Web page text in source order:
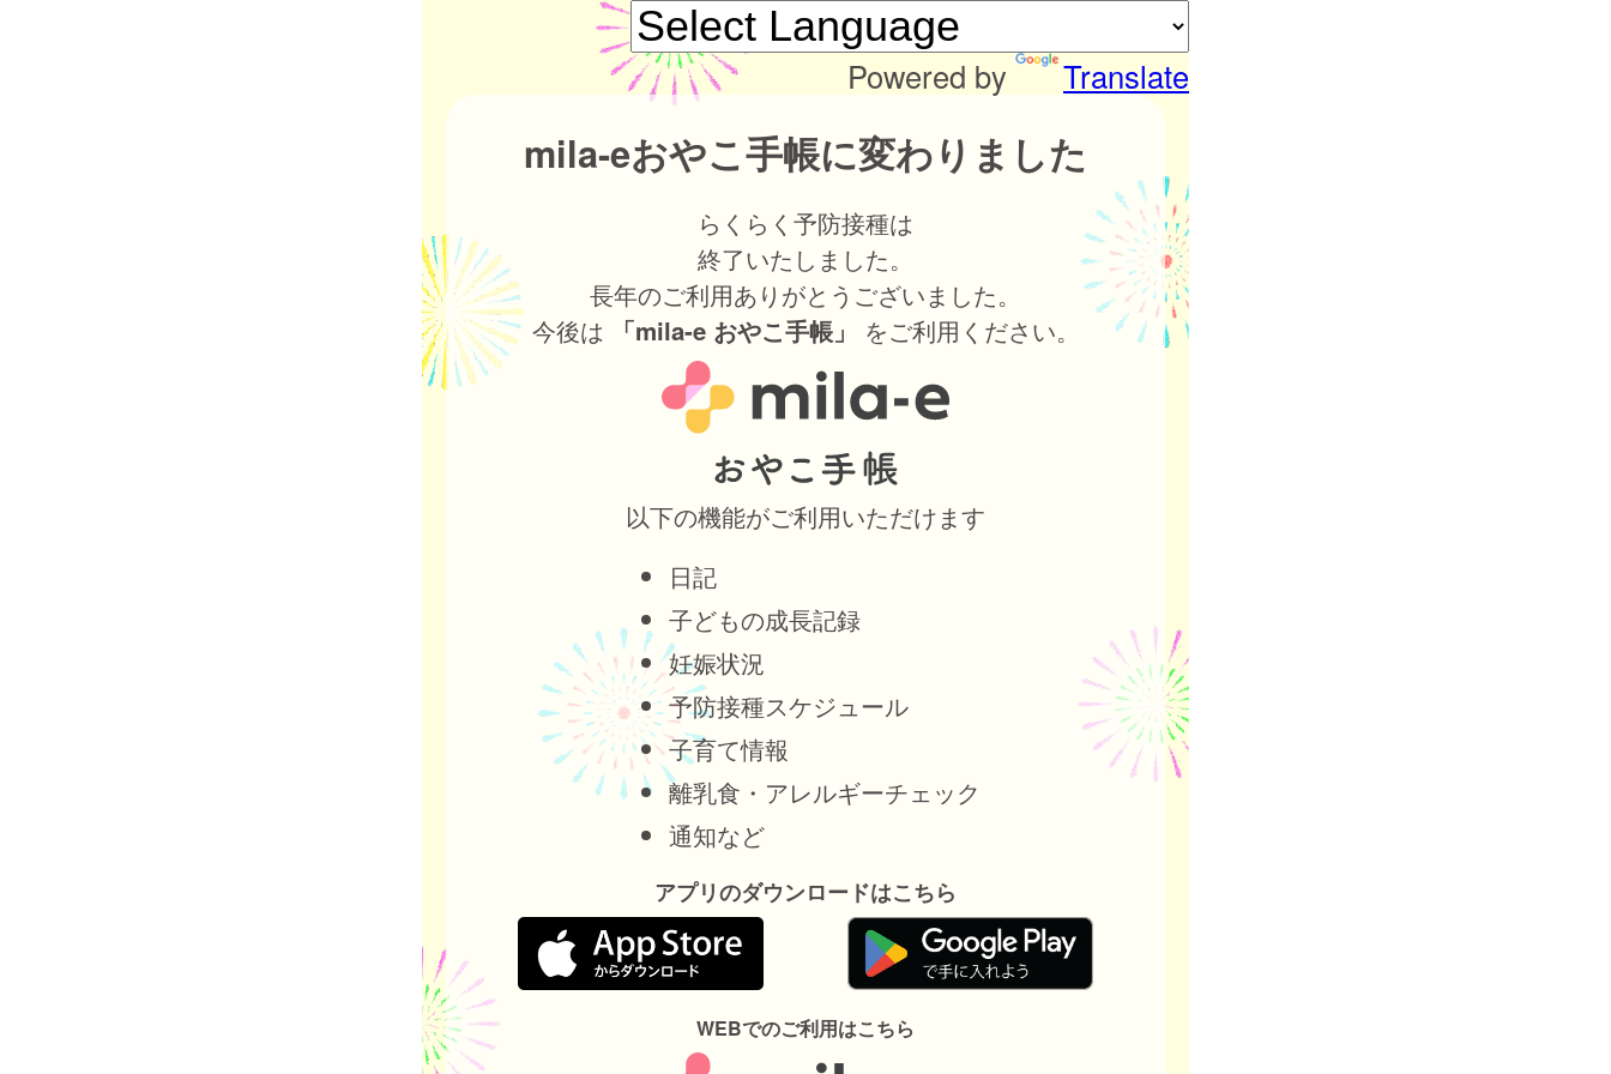
Powered by Translate
mila-eおやこ手帳に変わりました
らくらく予防接種は
終了いたしました。
長年のご利用ありがとうございました。
今後は
「mila-e おやこ手帳」 をご利用ください。
以下の機能がご利用いただけます
日記
子どもの成長記録
妊娠状況
予防接種スケジュール
子育て情報
離乳食・アレルギーチェック
通知など
アプリのダウンロードはこちら
WEBでのご利用はこちら